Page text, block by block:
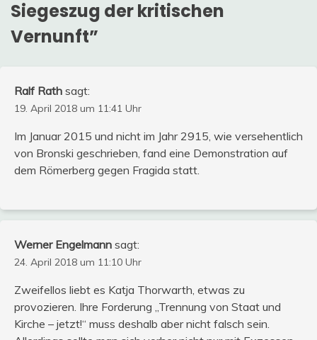
Siegeszug der kritischen
Vernunft”
Ralf Rath sagt:
19. April 2018 um 11:41 Uhr
Im Januar 2015 und nicht im Jahr 2915, wie versehentlich
von Bronski geschrieben, fand eine Demonstration auf
dem Römerberg gegen Fragida statt.
Werner Engelmann sagt:
24. April 2018 um 11:10 Uhr
Zweifellos liebt es Katja Thorwarth, etwas zu
provozieren. Ihre Forderung „Trennung von Staat und
Kirche – jetzt!“ muss deshalb aber nicht falsch sein.